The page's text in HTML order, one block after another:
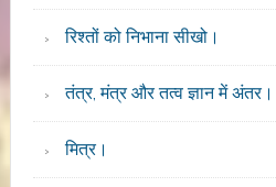
रिश्तों को निभाना सीखो।
तंत्र, मंत्र और तत्व ज्ञान में अंतर।
मित्र।